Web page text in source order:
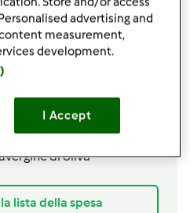
manitoba
semola
fresco
di oliva
lista della spesa
advertising and
measurement,
development.
I Accept